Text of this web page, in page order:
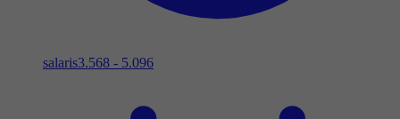
salaris3.568 - 5.096